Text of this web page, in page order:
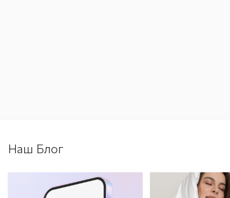
Наш Блог